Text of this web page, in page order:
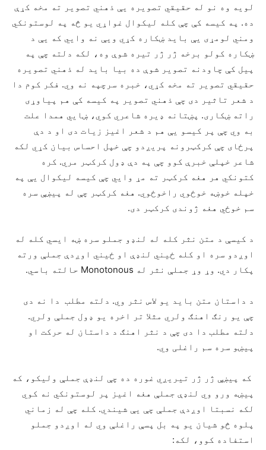
لویه وه نو له حقیقي تصویره یې ذهني تصویر ته مخه کړې
ده. په کیسه کې چې کله لیکوال غواړي یو څه په لوستونکي
ومني لومړی یې باید ښکاره کړي ویې نه وایي که یې د
ښکاره کولو برخه ژر ژر تیره شوې وه، لکه دلته چې په
پيل کې چاودنه تصویر شوې ده بیا باید له ذهني تصویره
حقیقي تصویر ته مخه کړي، خبره سرچپه نه وي. فکر کوم دا
د شعر تاثیر دی چې ذهني تصویر په کیسه کې هم پياوړی
راته ښکاری. پښتانه ډیره شاعري کوي، ښایي همدا علت
به وي چې پر کیسو یې هم د شعر اغیز زیات دی او د دې
پرځای چې کرکټرونه پریږدو چې خپل احساس بیان کړي لکه
شاعر خپلې خبرې کوو چې په دې ډول کرکټر مري. کره
کتونکي هر هغه کرکټر ته مړ وایي چې کیسه لیکوال یې په
خپله خوښه خوځوي راخوځوي. هغه کرکټر چې له پیښې سره
سم خوځي هغه ژوندی کرکټر دی.
د کیسې د متن نثر کله له لنډو جملو سره ښه ایسي کله له
اوږدو سره او کله ځیني لنډې او ځیني اوږدې جملې ورته
پکار دي. وړ وړ جملې نثر له Monotonous حالته باسي.
د داستان متن باید یو لاس نثر وي. دلته مطلب دا نه دی
چې یو رنګ اهنګ ولري مثلا تر اخره یو ډول جملې ولري.
دلته مطلب دا دی چې د نثر اهنګ د داستان له حرکت او
پیښو سره سم راغلی وي.
که پیښې ژر ژر تیریږي غوره ده چې لنډې جملې ولیکو، که
پیښه ورو وي لنډې جملې هغه اغیز پر لوستونکي نه کوي
لکه نسبتا اوږدې جملې چې یې شیندي. کله چې له زماني
پلوه څو شیان یو په بل پسې راغلې وي له اوږدو جملو
استفاده کوو، لکه: